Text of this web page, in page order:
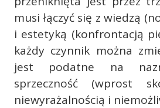
musi łączyć się z wiedzą
i estetyką (konfrontacją
każdy czynnik można
jest podatne na
sprzeczność (wprost
niewyrażalnością i